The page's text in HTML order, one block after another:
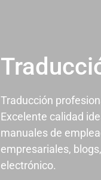
Traducción
Excelente calidad
manuales de
empresariales,
electrónico.